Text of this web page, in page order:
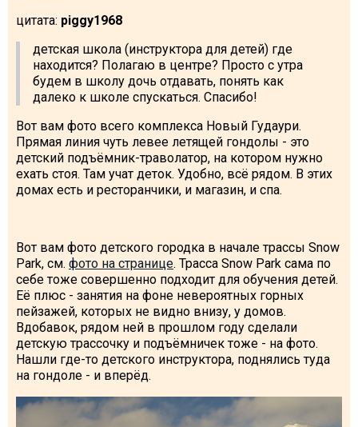
цитата: piggy1968
детская школа (инструктора для детей) где
находится? Полагаю в центре? Просто с утра
будем в школу дочь отдавать, понять как
далеко к школе спускаться. Спасибо!
Вот вам фото всего комплекса Новый Гудаури.
Прямая линия чуть левее летящей гондолы - это
детский подъёмник-траволатор, на котором нужно
ехать стоя. Там учат деток. Удобно, всё рядом. В этих
домах есть и ресторанчики, и магазин, и спа.
Вот вам фото детского городка в начале трассы Snow
Park, см. фото на странице. Трасса Snow Park сама по
себе тоже совершенно подходит для обучения детей.
Её плюс - занятия на фоне невероятных горных
пейзажей, которых не видно внизу, у домов.
Вдобавок, рядом ней в прошлом году сделали
детскую трассочку и подъёмничек тоже - на фото.
Нашли где-то детского инструктора, поднялись туда
на гондоле - и вперёд.